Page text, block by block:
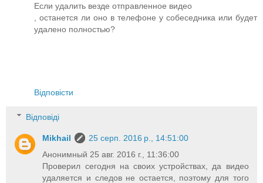
Если удалить везде отправленное видео
, останется ли оно в телефоне у собеседника или будет
удалено полностью?
Відповісти
Відповіді
Mikhail
25 серп. 2016 р., 14:51:00
Анонимный 25 авг. 2016 г., 11:36:00
Проверил сегодня на своих устройствах, да видео
удаляется и следов не остается, поэтому для того